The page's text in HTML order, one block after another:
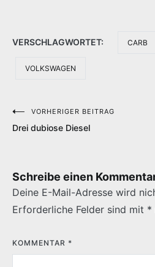
VERSCHLAGWORTET: CARB
VOLKSWAGEN
Beitragsnavigation
VORHERIGER BEITRAG
Drei dubiose Diesel
Schreibe einen
Deine E-Mail-Adresse wird
Erforderliche Felder sind mit *
KOMMENTAR *